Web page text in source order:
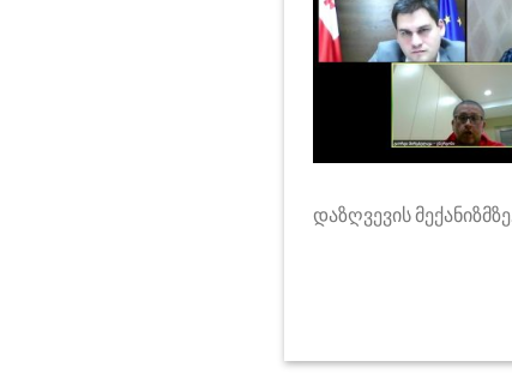
დაზღვევის მექანიზმზე.